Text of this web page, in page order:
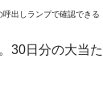
呼出しランプで確認できる
30日分の大当